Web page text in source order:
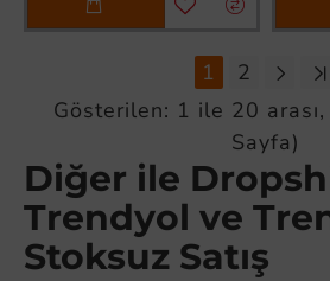
1
2
Gösterilen: 1 ile 20
Sayfa)
Diğer ile
Trendyol ve
Stoksuz Satış